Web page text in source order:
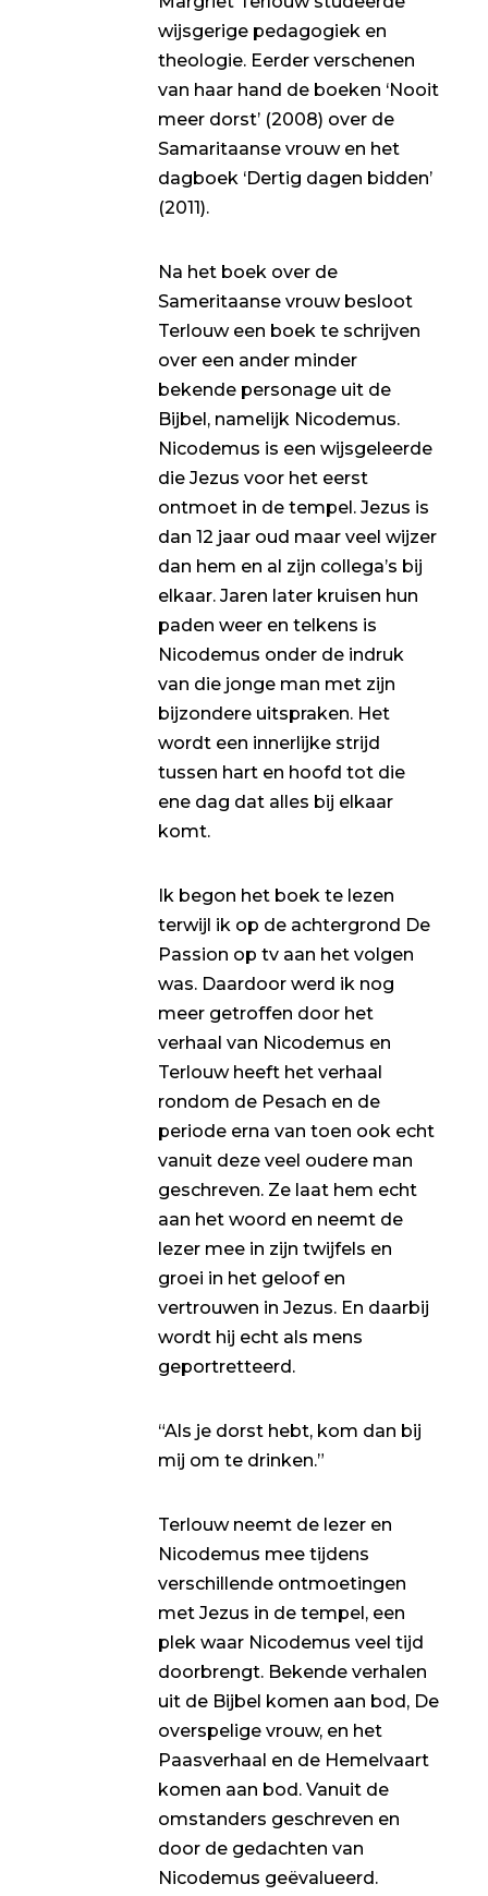
wijsgerige pedagogiek en
theologie. Eerder verschenen
van haar hand de boeken ‘Nooit
meer dorst’ (2008) over de
Samaritaanse vrouw en het
dagboek ‘Dertig dagen bidden’
(2011).
Na het boek over de
Sameritaanse vrouw besloot
Terlouw een boek te schrijven
over een ander minder
bekende personage uit de
Bijbel, namelijk Nicodemus.
Nicodemus is een wijsgeleerde
die Jezus voor het eerst
ontmoet in de tempel. Jezus is
dan 12 jaar oud maar veel wijzer
dan hem en al zijn collega’s bij
elkaar. Jaren later kruisen hun
paden weer en telkens is
Nicodemus onder de indruk
van die jonge man met zijn
bijzondere uitspraken. Het
wordt een innerlijke strijd
tussen hart en hoofd tot die
ene dag dat alles bij elkaar
komt.
Ik begon het boek te lezen
terwijl ik op de achtergrond De
Passion op tv aan het volgen
was. Daardoor werd ik nog
meer getroffen door het
verhaal van Nicodemus en
Terlouw heeft het verhaal
rondom de Pesach en de
periode erna van toen ook echt
vanuit deze veel oudere man
geschreven. Ze laat hem echt
aan het woord en neemt de
lezer mee in zijn twijfels en
groei in het geloof en
vertrouwen in Jezus. En daarbij
wordt hij echt als mens
geportretteerd.
“Als je dorst hebt, kom dan bij
mij om te drinken.”
Terlouw neemt de lezer en
Nicodemus mee tijdens
verschillende ontmoetingen
met Jezus in de tempel, een
plek waar Nicodemus veel tijd
doorbrengt. Bekende verhalen
uit de Bijbel komen aan bod, De
overspelige vrouw, en het
Paasverhaal en de Hemelvaart
komen aan bod. Vanuit de
omstanders geschreven en
door de gedachten van
Nicodemus geëvalueerd.